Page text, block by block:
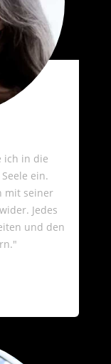
ich in die
ein.
mit seiner
Jedes
und den